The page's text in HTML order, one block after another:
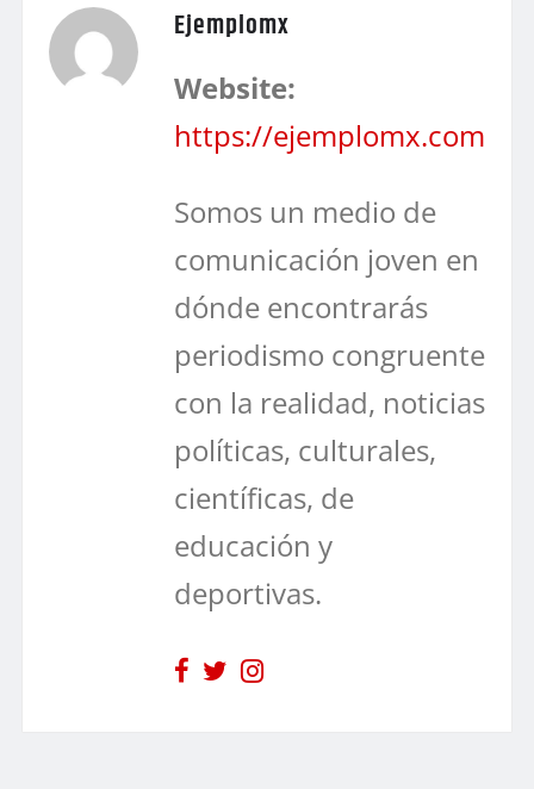
Ejemplomx
Website:
https://ejemplomx.com
Somos un medio de
comunicación joven en
dónde encontrarás
periodismo congruente
con la realidad, noticias
políticas, culturales,
científicas, de
educación y
deportivas.